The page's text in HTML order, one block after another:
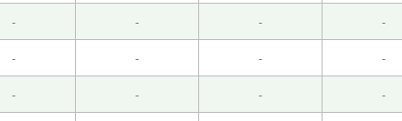
有趣，又能学到很多知识，每次上您的课我都特别开心。
网上看了太原晋源的景色，那真是一个非常棒的公园。我一
我还是把它加入了“有朝一日想去”的清单中。今后也请多多
- - - -
- - - -
- - - -